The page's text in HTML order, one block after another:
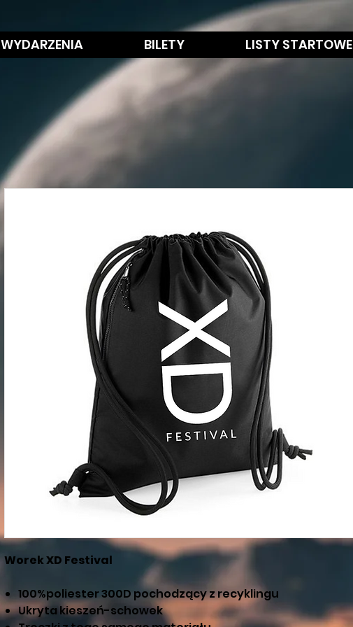
WYDARZENIA BILETY LISTY STARTOWE
Worek XD Festival
100%poliester 300D pochodzący z recyklingu
Ukryta kieszeń-schowek